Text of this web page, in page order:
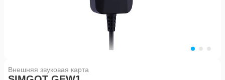
Внешняя звуковая карта